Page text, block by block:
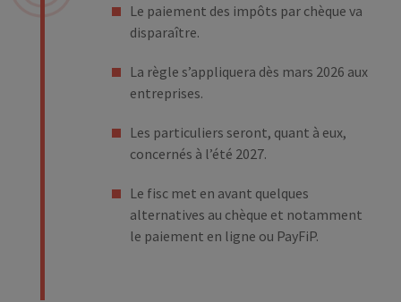
Le paiement des impôts par chèque va
disparaître.
La règle s’appliquera dès mars 2026 aux
entreprises.
Les particuliers seront, quant à eux,
concernés à l’été 2027.
Le fisc met en avant quelques
alternatives au chèque et notamment
le paiement en ligne ou PayFiP.